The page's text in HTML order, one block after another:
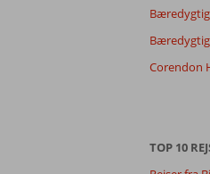
Corendon
TOP 10